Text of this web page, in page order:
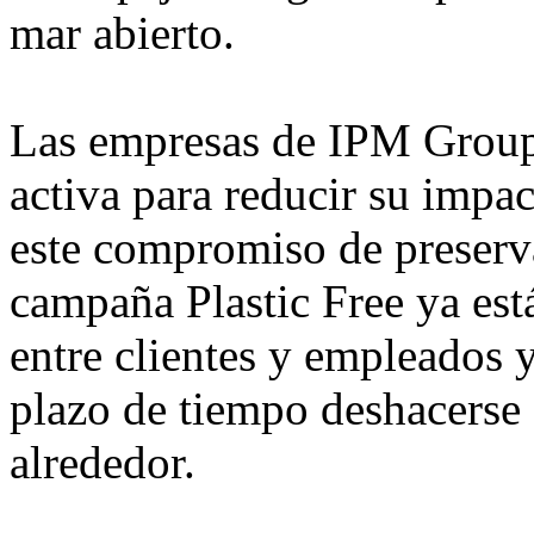
mar abierto.
Las empresas de IPM
activa para reducir su
este compromiso de
campaña Plastic Free ya
entre clientes y empleados
plazo de tiempo
alrededor.